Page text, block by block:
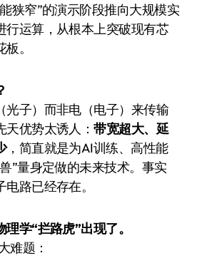
狭窄”的演示阶段推向大规模实
行运算，从根本上突破现有芯
。
光子）而非电（电子）来传输
天优势太诱人：带宽超大、延
，简直就是为AI训练、高性能
”量身定做的未来技术。事实
路已经存在。
学“拦路虎”出现了。
难题：